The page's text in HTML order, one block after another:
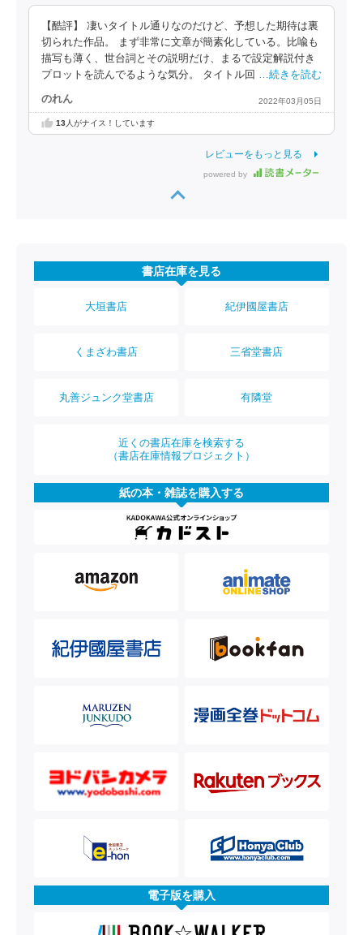
【酷評】 凄いタイトル通りなのだけど、予想した期待は裏
切られた作品。 まず非常に文章が簡素化している。比喩も
描写も薄く、世台詞とその説明だけ、まるで設定解説付き
プロットを読んでるような気分。 タイトル回 …続きを読む
のれん 2022年03月05日
13人がナイス！しています
レビューをもっと見る
powered by
書店在庫を見る
大垣書店 紀伊國屋書店
くまざわ書店 三省堂書店
丸善ジュンク堂書店 有隣堂
近くの書店在庫を検索する
（書店在庫情報プロジェクト）
紙の本・雑誌を購入する
電子版を購入